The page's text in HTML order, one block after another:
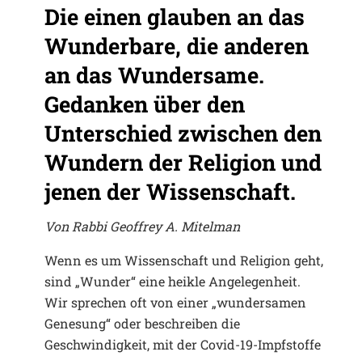
Die einen glauben an das
Wunderbare, die anderen
an das Wundersame.
Gedanken über den
Unterschied zwischen den
Wundern der Religion und
jenen der Wissenschaft.
Von Rabbi Geoffrey A. Mitelman
Wenn es um Wissenschaft und Religion geht,
sind „Wunder“ eine heikle Angelegenheit.
Wir sprechen oft von einer „wundersamen
Genesung“ oder beschreiben die
Geschwindigkeit, mit der Covid-19-Impfstoffe